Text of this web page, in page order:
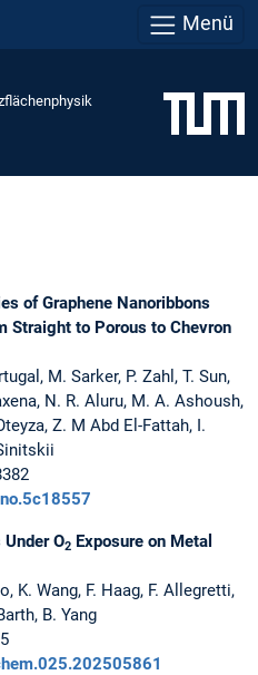
Menü
of Graphene Nanoribbons
Straight to Porous to Chevron
M. Sarker, P. Zahl, T. Sun,
N. R. Aluru, M. A. Ashoush,
Z. M Abd El-Fattah, I.
O2 Exposure on Metal
K. Wang, F. Haag, F. Allegretti,
B. Yang